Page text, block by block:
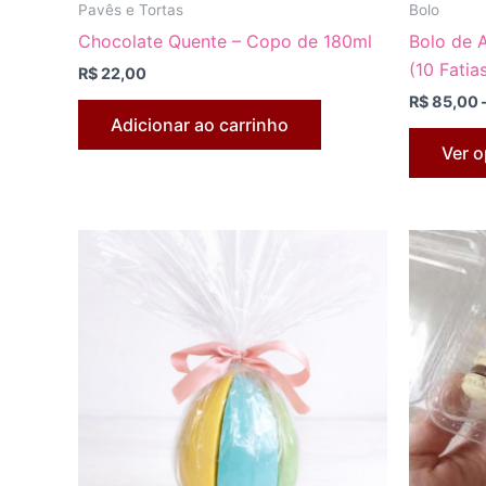
Pavês e Tortas
Chocolate Quente – Copo de 180ml
R$22,00
Adicionar ao carrinho
Bolo
Bolo de
(10
R$85,00
Ver